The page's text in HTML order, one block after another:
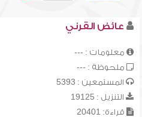
عائض القرني
معلومات : ---
ملحوظة : ---
المستمعين : 5393
التنزيل : 19125
قراءة: 20401